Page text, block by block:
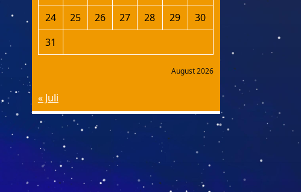
August 2026
24
25 26 27 28 29
30
31
« Juli